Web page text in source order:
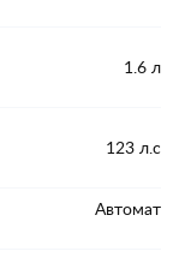
1.6 л
123 л.с
Автомат